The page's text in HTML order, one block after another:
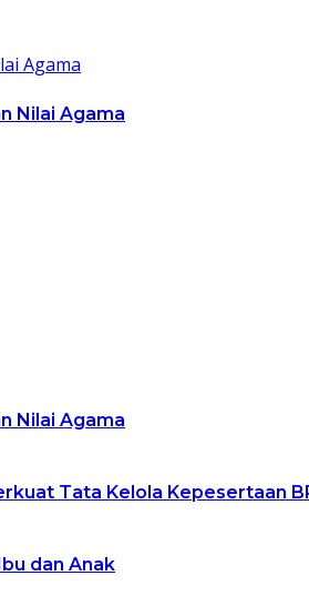
Nilai Agama
Nilai Agama
Tata Kelola Kepesertaan
dan Anak